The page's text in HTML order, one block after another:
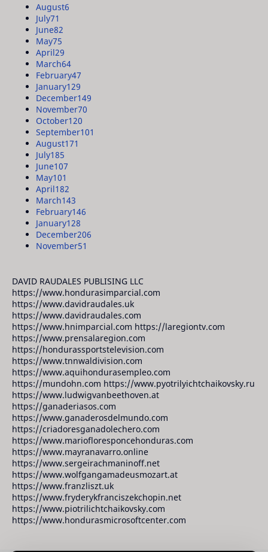
August6
July71
June82
May75
April29
March64
February47
January129
December149
November70
October120
September101
August171
July185
June107
May101
April182
March143
February146
January128
December206
November51
DAVID RAUDALES PUBLISING LLC
https://www.hondurasimparcial.com
https://www.davidraudales.uk
https://www.davidraudales.com
https://www.hnimparcial.com https://laregiontv.com
https://www.prensalaregion.com
https://hondurassportstelevision.com
https://www.tnnwaldivision.com
https://www.aquihondurasempleo.com
https://mundohn.com https://www.pyotrilyichtchaikovsky.ru
https://www.ludwigvanbeethoven.at
https://ganaderiasos.com
https://www.ganaderosdelmundo.com
https://criadoresganadolechero.com
https://www.mariofloresponcehonduras.com
https://www.mayranavarro.online
https://www.sergeirachmaninoff.net
https://www.wolfgangamadeusmozart.at
https://www.franzliszt.uk
https://www.fryderykfranciszekchopin.net
https://www.piotrilichtchaikovsky.com
https://www.hondurasmicrosoftcenter.com